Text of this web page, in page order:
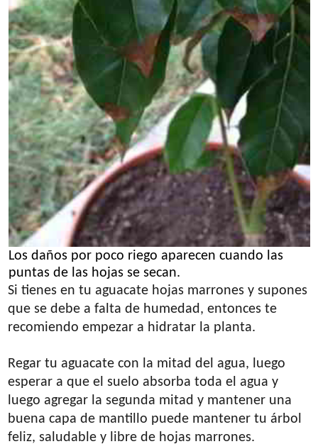
Los daños por poco riego aparecen cuando las
puntas de las hojas se secan.
Si tienes en tu aguacate hojas marrones y supones
que se debe a falta de humedad, entonces te
recomiendo empezar a hidratar la planta.
Regar tu aguacate con la mitad del agua, luego
esperar a que el suelo absorba toda el agua y
luego agregar la segunda mitad y mantener una
buena capa de mantillo puede mantener tu árbol
feliz, saludable y libre de hojas marrones.